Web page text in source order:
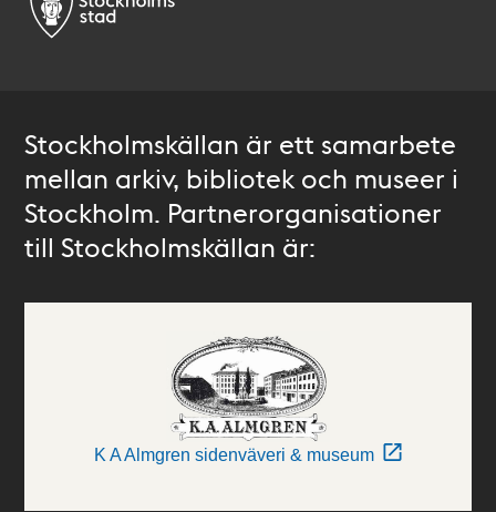
Stockholmskällan är ett samarbete
mellan arkiv, bibliotek och museer i
Stockholm. Partnerorganisationer
till Stockholmskällan är:
K A Almgren sidenväveri & museum